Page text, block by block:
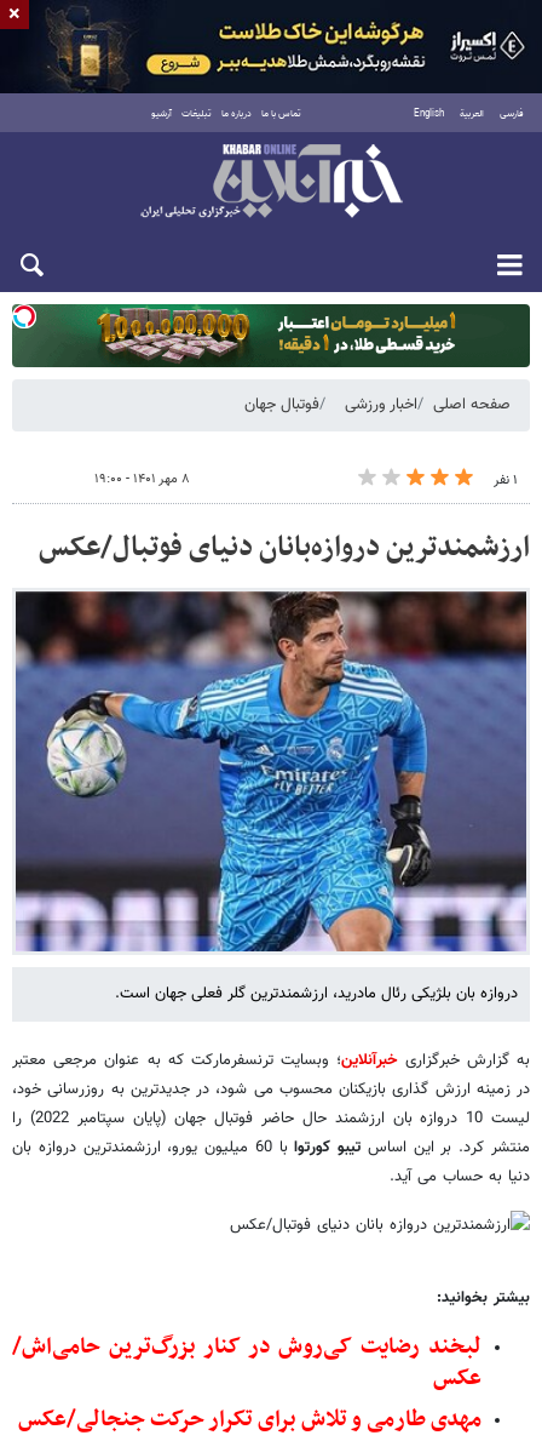
فارسی العربية English تماس با ما درباره ما تبلیغات آرشیو
دوشنبه ۱۹ مرداد ۱۴۰۵
صفحه اصلی اخبار ورزشی فوتبال جهان
۱ نفر ۸ مهر ۱۴۰۱ - ۱۹:۰۰
ارزشمندترین دروازه‌بانان دنیای فوتبال/عکس
دروازه بان بلژیکی رئال مادرید، ارزشمندترین گلر فعلی جهان است.
به گزارش خبرگزاریخبرآنلاین؛ وبسایت ترنسفرمارکت که به عنوان مرجعی معتبر
در زمینه ارزش گذاری بازیکنان محسوب می شود، در جدیدترین به روزرسانی خود،
لیست 10 دروازه بان ارزشمند حال حاضر فوتبال جهان (پایان سپتامبر 2022) را
منتشر کرد. بر این اساس تیبو کورتوا
با 60 میلیون یورو، ارزشمندترین دروازه بان
دنیا به حساب می آید.
بیشتر بخوانید:
لبخند رضایت کی‌روش در کنار بزرگ‌ترین حامی‌اش/
عکس
مهدی طارمی و تلاش برای تکرار حرکت جنجالی/عکس
×